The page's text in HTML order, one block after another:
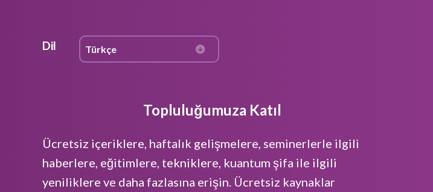
Dil
Topluluğumuza Katıl
Ücretsiz içeriklere, haftalık gelişmelere, seminerlerle ilgili
haberlere, eğitimlere, tekniklere, kuantum şifa ile ilgili
yeniliklere ve daha fazlasına erişin. Ücretsiz kaynaklar